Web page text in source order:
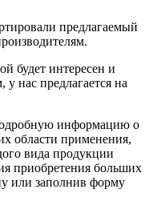
предлагаемый
будет интересен и
нас предлагается на
информацию о
области применения,
вида продукции
приобретения больших
или заполнив форму